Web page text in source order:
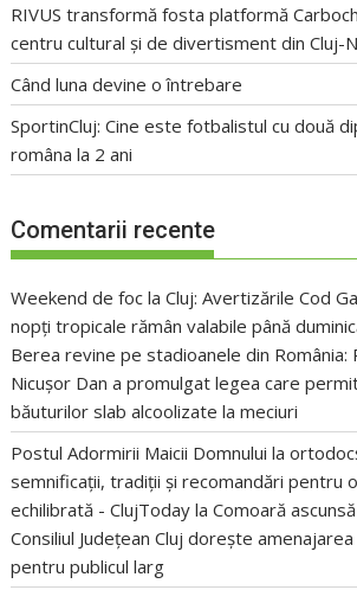
RIVUS transformă fosta platformă
centru cultural și de divertisment din Cluj-
Când luna devine o întrebare
SportinCluj: Cine este fotbalistul cu două
româna la 2 ani
Comentarii recente
Weekend de foc la Cluj: Avertizările Cod
nopți tropicale rămân valabile până
Berea revine pe stadioanele din România:
Nicușor Dan a promulgat legea care
băuturilor slab alcoolizate la meciuri
Postul Adormirii Maicii Domnului la
semnificații, tradiții și recomandări pentru
echilibrată - ClujToday laComoară
Consiliul Județean Cluj dorește
pentru publicul larg